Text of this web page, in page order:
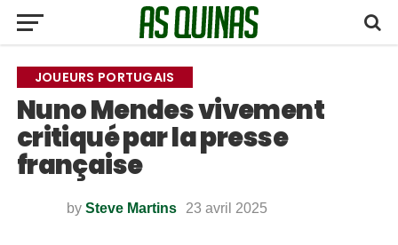
JOUEURS PORTUGAIS
Nuno Mendes vivement
critiqué par la presse
française
by Steve Martins 23 avril 2025